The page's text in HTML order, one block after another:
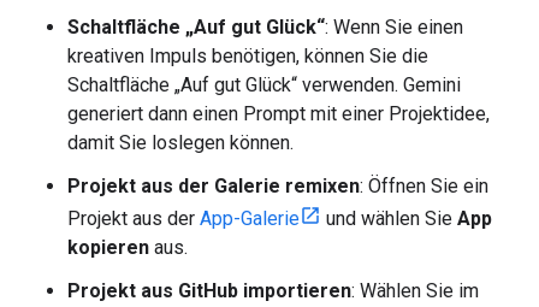
Schaltfläche „Auf gut Glück“: Wenn Sie einen
kreativen Impuls benötigen, können Sie die
Schaltfläche „Auf gut Glück“ verwenden. Gemini
generiert dann einen Prompt mit einer Projektidee,
damit Sie loslegen können.
Projekt aus der Galerie remixen: Öffnen Sie ein
Projekt aus der App-Galerie und wählen Sie App
kopieren aus.
Projekt aus GitHub importieren: Wählen Sie im